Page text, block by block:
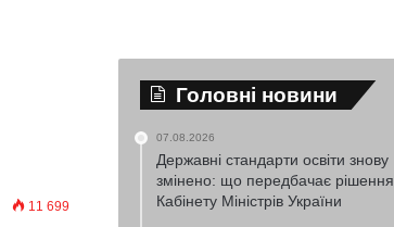
11 699
Головні новини
07.08.2026
Державні стандарти освіти знову
змінено: що передбачає рішення
Кабінету Міністрів України